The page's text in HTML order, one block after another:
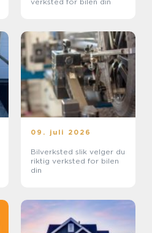
09. juli 2026
Bilverksted slik velger du
riktig verksted for bilen
din